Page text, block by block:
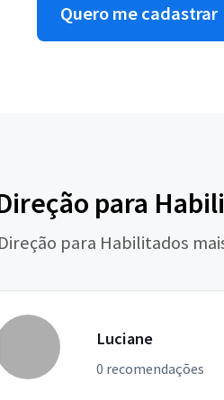
Quero me cadastrar
para
para Habilitados
Luciane
0 recomendações